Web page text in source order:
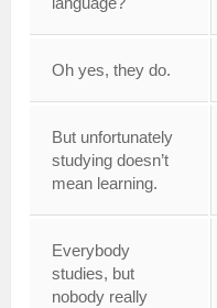
Oh yes, they do.
But unfortunately
studying doesn’t
mean learning.
Everybody
studies, but
nobody really